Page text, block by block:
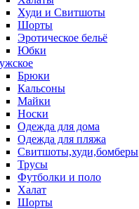
Худи и Свитшоты
Шорты
Эротическое бельё
Юбки
Брюки
Кальсоны
Майки
Носки
Одежда для дома
Одежда для пляжа
Свитшоты,худи,бомберы
Трусы
Футболки и поло
Халат
Шорты